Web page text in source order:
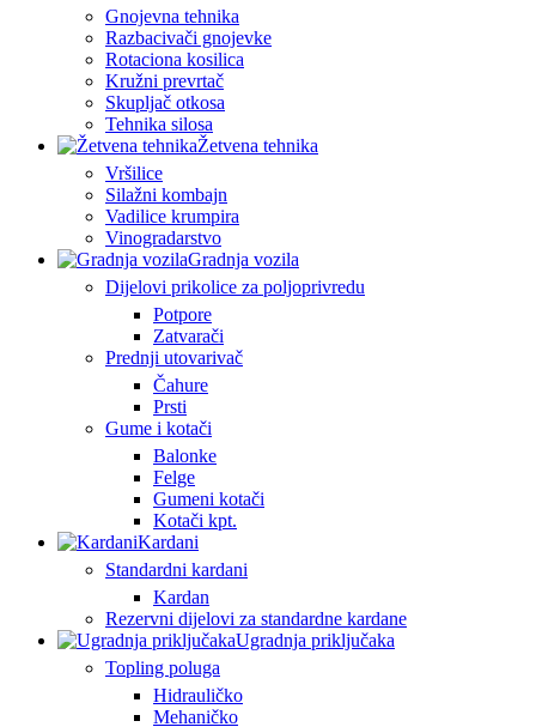
Gnojevna tehnika
Razbacivači gnojevke
Rotaciona kosilica
Kružni prevrtač
Skupljač otkosa
Tehnika silosa
Žetvena tehnika
Vršilice
Silažni kombajn
Vadilice krumpira
Vinogradarstvo
Gradnja vozila
Dijelovi prikolice za poljoprivredu
Potpore
Zatvarači
Prednji utovarivač
Čahure
Prsti
Gume i kotači
Balonke
Felge
Gumeni kotači
Kotači kpt.
Kardani
Standardni kardani
Kardan
Rezervni dijelovi za standardne kardane
Ugradnja priključaka
Topling poluga
Hidrauličko
Mehaničko